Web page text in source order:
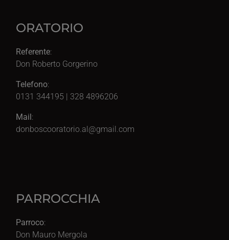
ORATORIO
Referente:
Don Roberto Gorgerino
Telefono:
0131 344195 | 328 4896206
Mail :
donboscooratorio.al@gmail.com
PARROCCHIA
Parroco:
Don Mauro Mergola